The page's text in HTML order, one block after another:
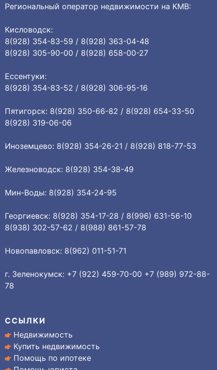
Региональный оператор недвижимости на КМВ:
Кисловодск:
8(928) 354-83-59 / 8(928) 363-04-48
8(928) 305-90-00 / 8(928) 658-00-27
Ессентуки:
8(928) 354-83-52 / 8(928) 306-95-16
Пятигорск: 8(928) 350-66-82 / 8(928) 654-33-50
8(928) 319-06-06
Иноземцево: 8(928) 354-26-21 / 8(928) 818-77-53
Железноводск: 8(928) 354-38-49
Мин-Воды: 8(928) 354-24-95
Георгиевск: 8(928) 354-17-28 / 8(996) 631-56-10
8(938) 302-57-62 / 8(988) 861-57-78
Новопавловск: 8(962) 011-51-71
г. Зеленокумск: +7 (922) 459-70-00 +7 (989) 972-88-
78
ССЫЛКИ
Недвижимость
Купить недвижимость
Помощь по ипотеке